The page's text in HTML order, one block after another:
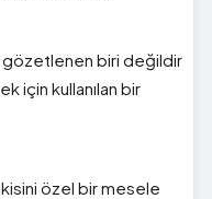
gözetlenen biri değildir
için kullanılan bir
özel bir mesele